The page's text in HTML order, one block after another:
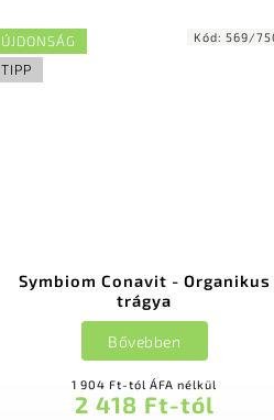
ÚJDONSÁG
TIPP
Symbiom Conavit - Organikus
trágya
1 904 Ft-tól ÁFA nélkül
2 418 Ft-tól
Bővebben
Kód: 569/